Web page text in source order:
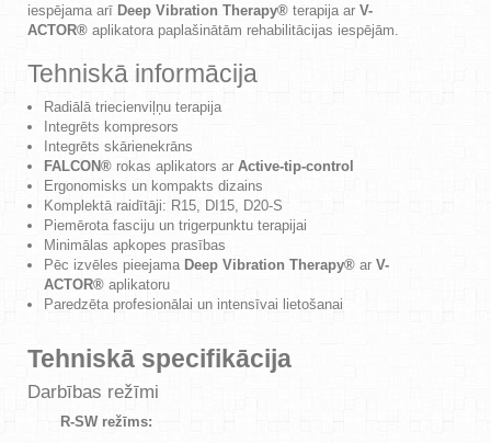
iespējama arī Deep Vibration Therapy® terapija ar V-
ACTOR® aplikatora paplašinātām rehabilitācijas iespējām.
Tehniskā informācija
Radiālā triecienviļņu terapija
Integrēts kompresors
Integrēts skārienekrāns
FALCON® rokas aplikators ar Active-tip-control
Ergonomisks un kompakts dizains
Komplektā raidītāji: R15, DI15, D20-S
Piemērota fasciju un trigerpunktu terapijai
Minimālas apkopes prasības
Pēc izvēles pieejama Deep Vibration Therapy® ar V-
ACTOR® aplikatoru
Paredzēta profesionālai un intensīvai lietošanai
Tehniskā specifikācija
Darbības režīmi
R-SW režīms: